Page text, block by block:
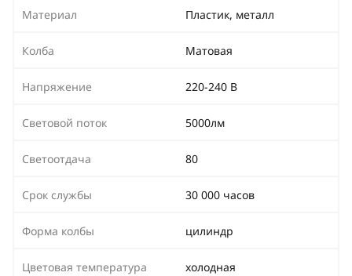
Материал Пластик, металл
Колба Матовая
Напряжение 220-240 В
Световой поток 5000лм
Светоотдача 80
Срок службы 30 000 часов
Форма колбы цилиндр
Цветовая температура холодная